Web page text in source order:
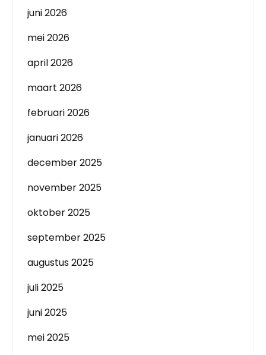
juni 2026
mei 2026
april 2026
maart 2026
februari 2026
januari 2026
december 2025
november 2025
oktober 2025
september 2025
augustus 2025
juli 2025
juni 2025
mei 2025